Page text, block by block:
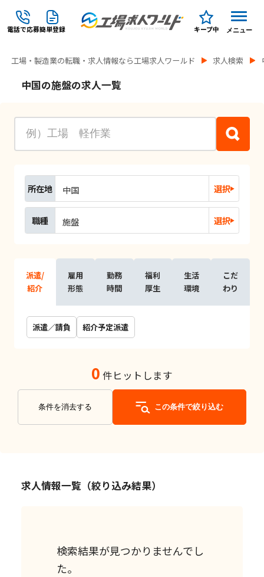
電話で応募簡単登録 キープ中 メニュー
工場・製造業の転職・求人情報なら工場求人ワールド 求人検索
中国の施盤の求人一覧
所在地 中国 選択
職種 施盤 選択
派遣/
紹介
雇用
形態
勤務
時間
福利
厚生
生活
環境
こだ
わり
派遣／請負 紹介予定派遣
0 件ヒットします
条件を消去する この条件で絞り込む
求人情報一覧（絞り込み結果）
検索結果が見つかりませんでし
た。